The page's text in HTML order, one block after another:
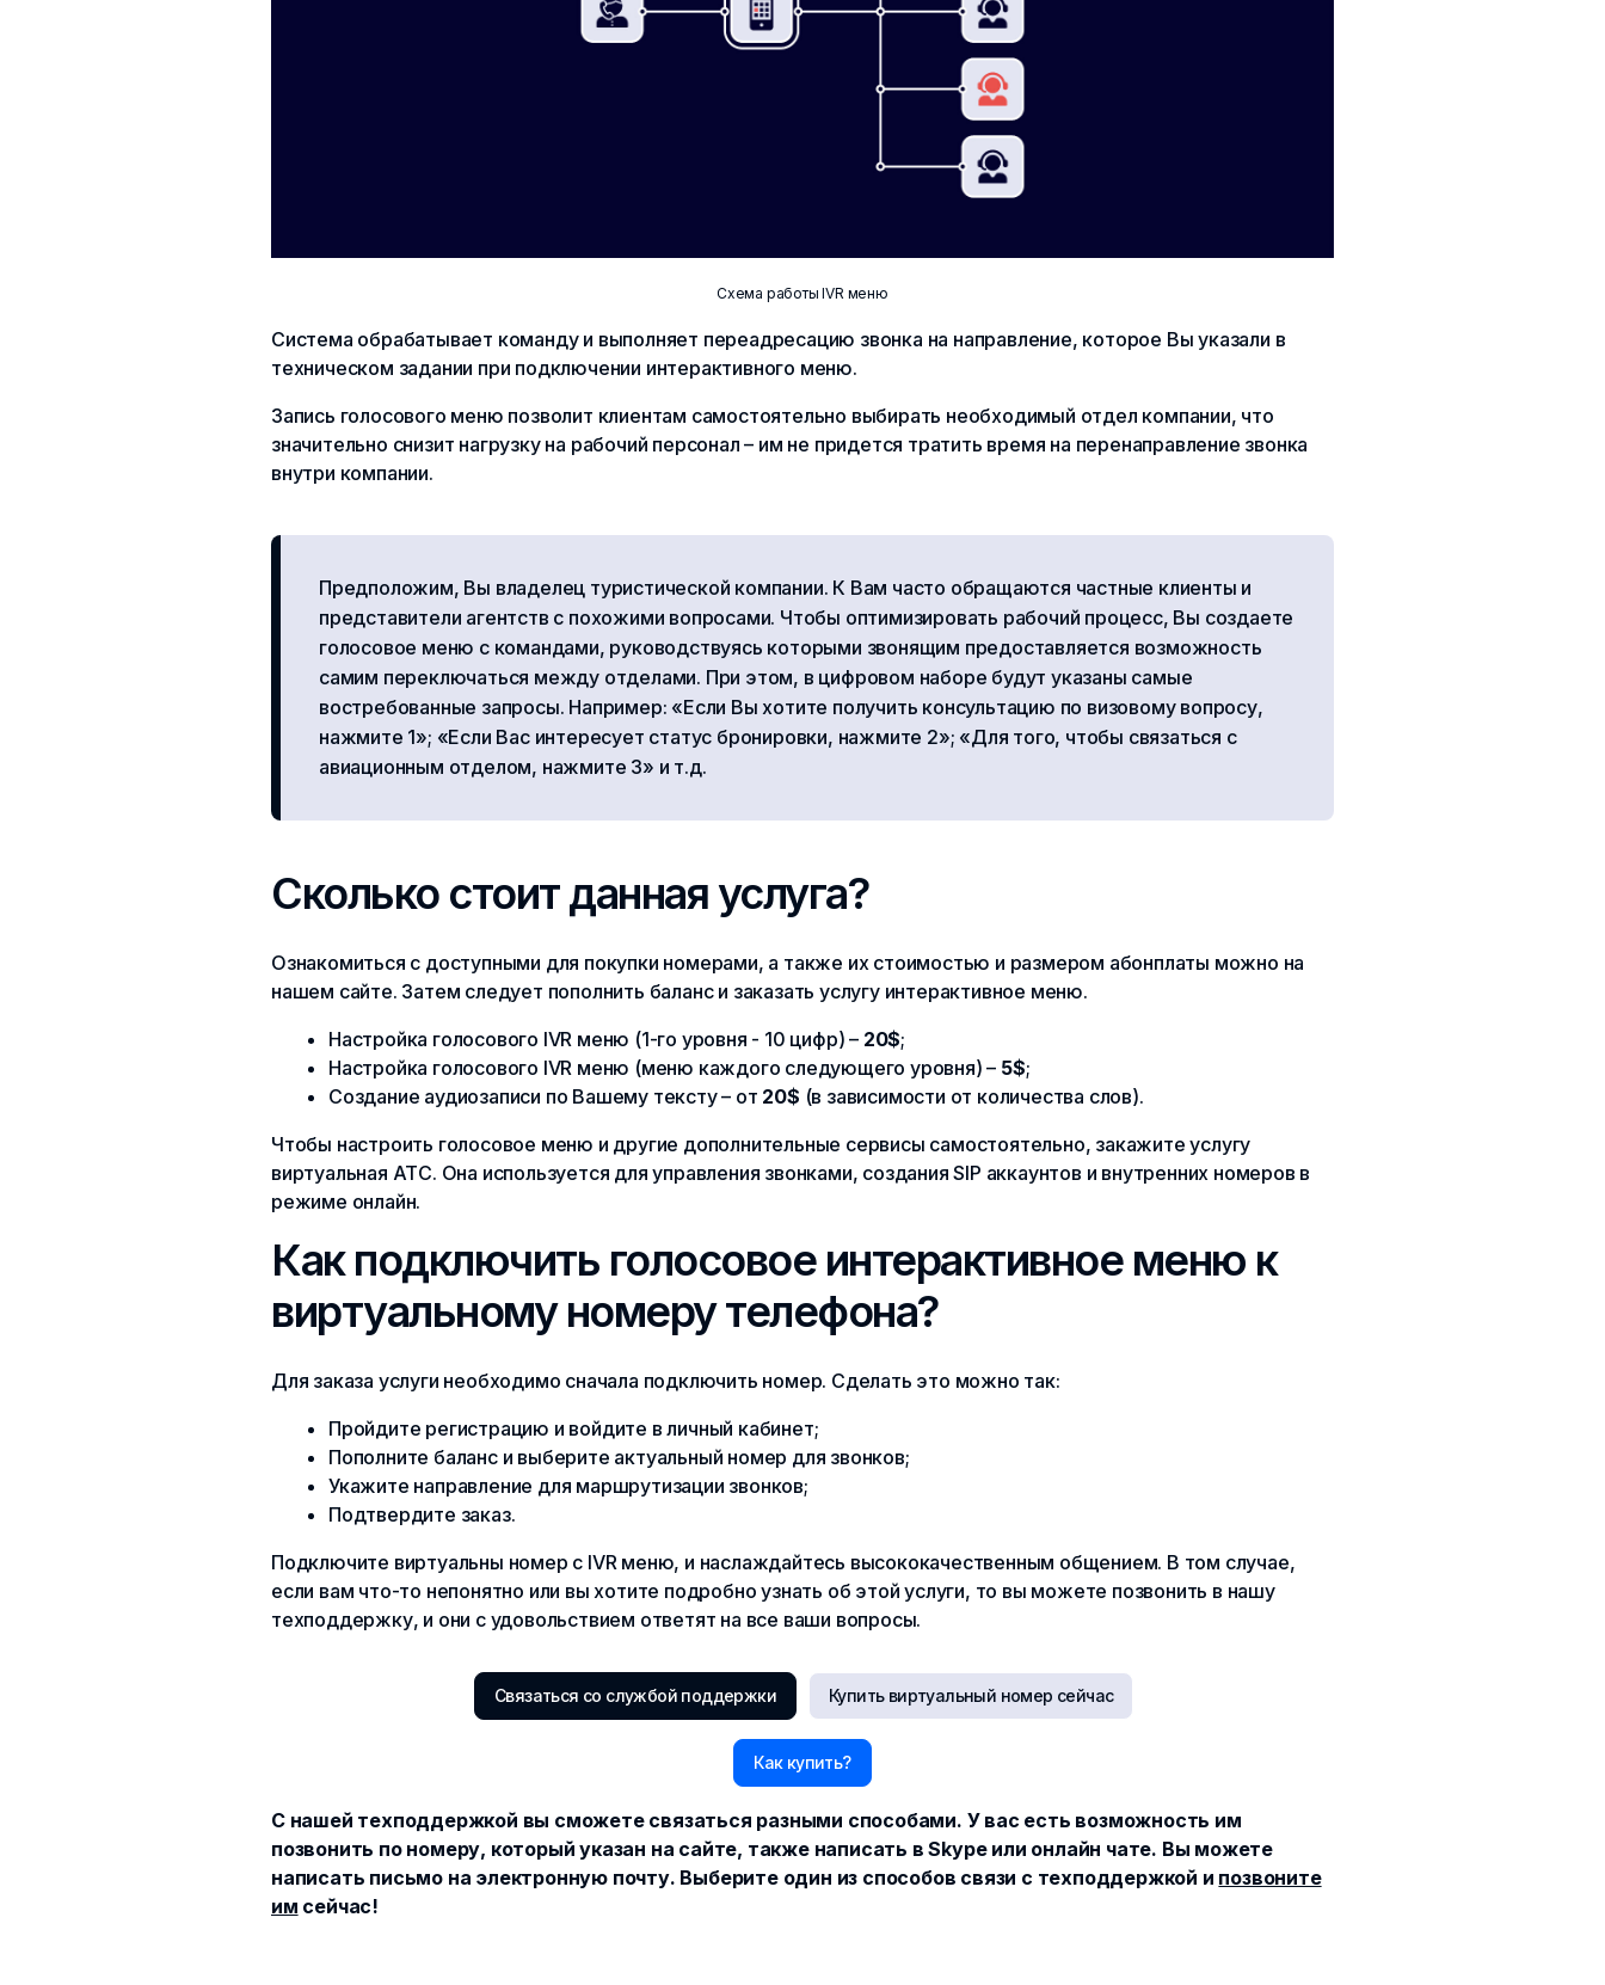
Схема работы IVR меню
Система обрабатывает команду и выполняет переадресацию звонка на направление, которое Вы указали в
техническом задании при подключении интерактивного меню.
Запись голосового меню позволит клиентам самостоятельно выбирать необходимый отдел компании, что
значительно снизит нагрузку на рабочий персонал – им не придется тратить время на перенаправление звонка
внутри компании.
Предположим, Вы владелец туристической компании. К Вам часто обращаются частные клиенты и
представители агентств с похожими вопросами. Чтобы оптимизировать рабочий процесс, Вы создаете
голосовое меню с командами, руководствуясь которыми звонящим предоставляется возможность
самим переключаться между отделами. При этом, в цифровом наборе будут указаны самые
востребованные запросы. Например: «Если Вы хотите получить консультацию по визовому вопросу,
нажмите 1»; «Если Вас интересует статус бронировки, нажмите 2»; «Для того, чтобы связаться с
авиационным отделом, нажмите 3» и т.д.
Сколько стоит данная услуга?
Ознакомиться с доступными для покупки номерами, а также их стоимостью и размером абонплаты можно на
нашем сайте. Затем следует пополнить баланс и заказать услугу интерактивное меню.
Настройка голосового IVR меню (1-го уровня - 10 цифр) – 20$;
Настройка голосового IVR меню (меню каждого следующего уровня) – 5$;
Создание аудиозаписи по Вашему тексту – от 20$ (в зависимости от количества слов).
Чтобы настроить голосовое меню и другие дополнительные сервисы самостоятельно, закажите услугу
виртуальная АТС. Она используется для управления звонками, создания SIP аккаунтов и внутренних номеров в
режиме онлайн.
Как подключить голосовое интерактивное меню к
виртуальному номеру телефона?
Для заказа услуги необходимо сначала подключить номер. Сделать это можно так:
Пройдите регистрацию и войдите в личный кабинет;
Пополните баланс и выберите актуальный номер для звонков;
Укажите направление для маршрутизации звонков;
Подтвердите заказ.
Подключите виртуальны номер с IVR меню, и наслаждайтесь высококачественным общением. В том случае,
если вам что-то непонятно или вы хотите подробно узнать об этой услуги, то вы можете позвонить в нашу
техподдержку, и они с удовольствием ответят на все ваши вопросы.
Связаться со службой поддержки Купить виртуальный номер сейчас
Как купить?
С нашей техподдержкой вы сможете связаться разными способами. У вас есть возможность им
позвонить по номеру, который указан на сайте, также написать в Skype или онлайн чате. Вы можете
написать письмо на электронную почту. Выберите один из способов связи с техподдержкой и позвоните
им сейчас!